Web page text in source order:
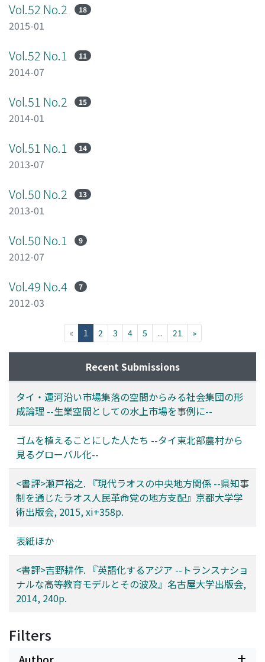
Vol.52 No.2 18
2015-01
Vol.52 No.1 11
2014-07
Vol.51 No.2 15
2014-01
Vol.51 No.1 14
2013-07
Vol.50 No.2 13
2013-01
Vol.50 No.1 9
2012-07
Vol.49 No.4 7
2012-03
« 1 (current)
2 3 4 5 ... 21 »
Recent Submissions
タイ・運河沿い市場集落の空間からみる社会集団の形
成論理 --生業空間としての水上市場を事例に--
ゴムを植えることにした人たち --タイ東北部農村から
見るグローバル化--
<書評>瀬戸裕之. 『現代ラオスの中央地方関係 --県知事
制を通じたラオス人民革命党の地方支配』京都大学学
術出版会, 2015, xi+358p.
表紙ほか
<書評>吉野耕作. 『英語化するアジア --トランスナショ
ナルな高等教育モデルとその波及』名古屋大学出版会,
2014, 240p.
Filters